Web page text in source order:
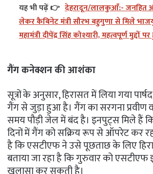
यह भी पढ़ें 👉 देहरादून/लालकुआँ:- जनहित
लेकर कैबिनेट मंत्री सौरभ बहुगुणा से मिले
महामंत्री दीपेंद्र सिंह कोश्यारी, महत्वपूर्ण मुद्दों
गैंग कनेक्शन की आशंका
सूत्रों के अनुसार, हिरासत में लिया गया
गैंग से जुड़ा हुआ है। गैंग का सरगना प्रवीण
समय पौड़ी जेल में बंद है। इनपुट्स मिले हैं
दिनों में गैंग को सक्रिय रूप से ऑपरेट कर
है कि एसटीएफ ने उसे पूछताछ के लिए
बताया जा रहा है कि गुरुवार को